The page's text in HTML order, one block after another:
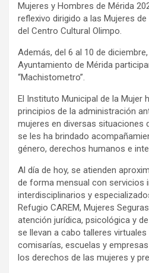
Mujeres y Hombres de Mérida
reflexivo dirigido a las Mujeres
del Centro Cultural Olimpo.
Además, del 6 al 10 de
Ayuntamiento de Mérida
“Machistometro”.
El Instituto Municipal de la Mujer
principios de la administración
mujeres en diversas situaciones
se les ha brindado
género, derechos humanos e
Al día de hoy, se atienden
de forma mensual con servicios
interdisciplinarios y
Refugio CAREM, Mujeres
atención jurídica, psicológica y
se llevan a cabo talleres
comisarías, escuelas y
los derechos de las mujeres y